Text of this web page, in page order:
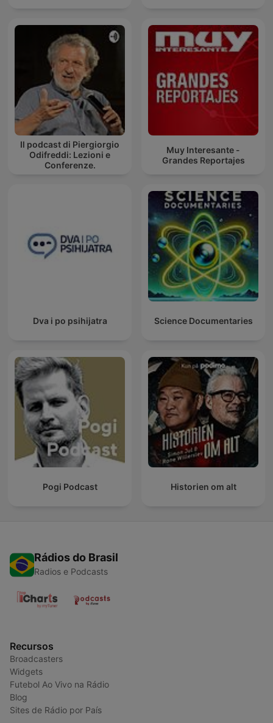
Il podcast di Piergiorgio
Odifreddi: Lezioni e
Conferenze.
Muy Interesante -
Grandes Reportajes
Dva i po psihijatra Science Documentaries
Pogi Podcast Historien om alt
Rádios do Brasil
Radios e Podcasts
Recursos
Broadcasters
Widgets
Futebol Ao Vivo na Rádio
Blog
Sites de Rádio por País